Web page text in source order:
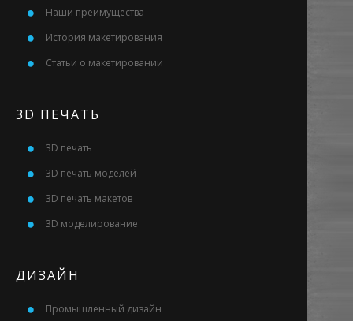
Наши преимущества
История макетирования
Статьи о макетировании
3D ПЕЧАТЬ
3D печать
3D печать моделей
3D печать макетов
3D моделирование
ДИЗАЙН
Промышленный дизайн